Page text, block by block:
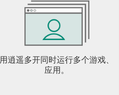
用逍遥多开同时运行多个游戏、
应用。